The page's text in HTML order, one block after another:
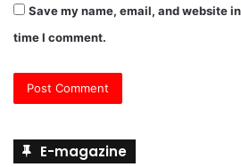
Save my name, email, and website
time I comment.
E-magazine